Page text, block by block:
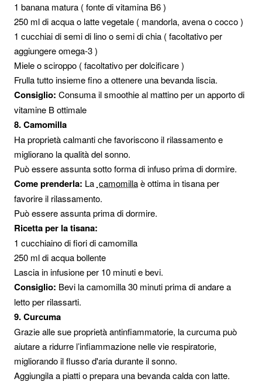
1 banana matura ( fonte di vitamina B6 )
250 ml di acqua o latte vegetale ( mandorla, avena o cocco )
1 cucchiai di semi di lino o semi di chia ( facoltativo per
aggiungere omega-3 )
Miele o sciroppo ( facoltativo per dolcificare )
Frulla tutto insieme fino a ottenere una bevanda liscia.
Consiglio: Consuma il smoothie al mattino per un apporto di
vitamine B ottimale
8. Camomilla
Ha proprietà calmanti che favoriscono il rilassamento e
migliorano la qualità del sonno.
Può essere assunta sotto forma di infuso prima di dormire.
Come prenderla: La camomillaè ottima in tisana per
favorire il rilassamento.
Può essere assunta prima di dormire.
Ricetta per la tisana:
1 cucchiaino di fiori di camomilla
250 ml di acqua bollente
Lascia in infusione per 10 minuti e bevi.
Consiglio: Bevi la camomilla 30 minuti prima di andare a
letto per rilassarti.
9. Curcuma
Grazie alle sue proprietà antinfiammatorie, la curcuma può
aiutare a ridurre l’infiammazione nelle vie respiratorie,
migliorando il flusso d'aria durante il sonno.
Aggiungila a piatti o prepara una bevanda calda con latte.